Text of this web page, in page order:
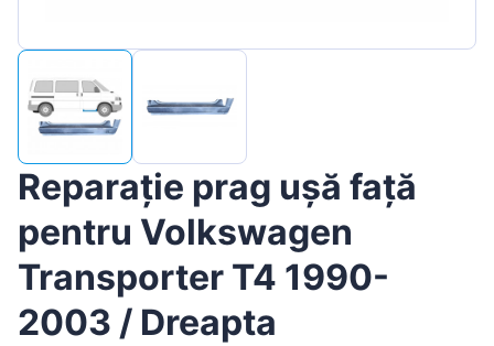
Reparație prag ușă față
pentru Volkswagen
Transporter T4 1990-
2003 / Dreapta